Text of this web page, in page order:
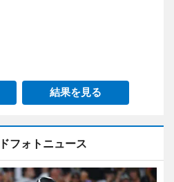
結果を見る
フォトニュース